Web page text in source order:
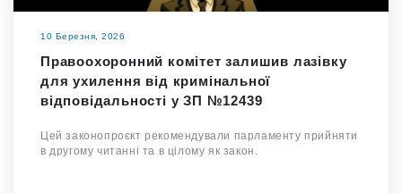
10 Березня, 2026
Правоохоронний комітет залишив лазівку
для ухилення від кримінальної
відповідальності у ЗП №12439
Цей законопроєкт рекомендували парламенту прийняти
в другому читанні та в цілому як закон.